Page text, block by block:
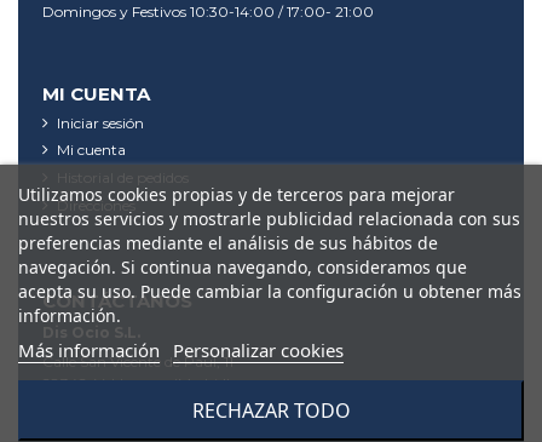
Domingos y Festivos 10:30-14:00 / 17:00- 21:00
MI CUENTA
Iniciar sesión
Mi cuenta
Direcciones
CONTÁCTANOS
Calle San Vicente de Paul, 11
28342, Valdemoro (Madrid)
Utilizamos cookies propias y de terceros para mejorar
nuestros servicios y mostrarle publicidad relacionada con sus
preferencias mediante el análisis de sus hábitos de
navegación. Si continua navegando, consideramos que
acepta su uso. Puede cambiar la configuración u obtener más
información.
Más información Personalizar cookies
RECHAZAR TODO